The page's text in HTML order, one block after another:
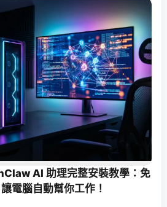
AI 助理完整安裝教學：免
電腦自動幫你工作！